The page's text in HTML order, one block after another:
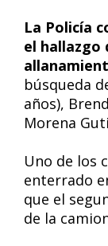
La Policía
el hallazgo
búsqueda
años),
Morena
Uno de los
enterrado
que el
de la